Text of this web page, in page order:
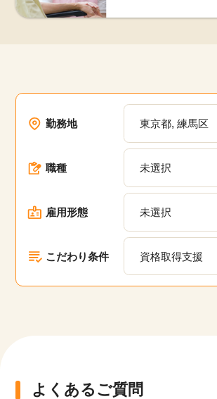
勤務地 東京都, 練馬区
職種 未選択
雇用形態 未選択
こだわり条件 資格取得支援
よくあるご質問